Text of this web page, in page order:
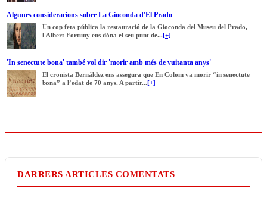
Algunes consideracions sobre La Gioconda d'El Prado
Un cop feta pública la restauració de la Gioconda del Museu del Prado,
l'Albert Fortuny ens dóna el seu punt de...[+]
'In senectute bona' també vol dir 'morir amb més de vuitanta anys'
El cronista Bernáldez ens assegura que En Colom va morir “in senectute
bona” a l’edat de 70 anys. A partir...[+]
DARRERS ARTICLES COMENTATS